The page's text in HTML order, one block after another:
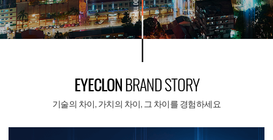
EYECLONBRAND STORY
기술의 차이, 가치의 차이, 그 차이를 경험하세요